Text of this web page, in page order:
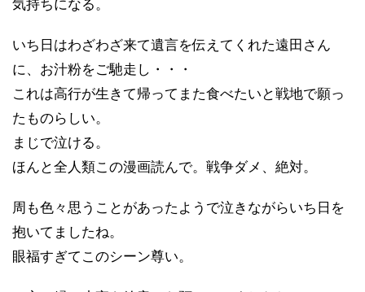
気持ちになる。
いち日はわざわざ来て遺言を伝えてくれた遠田さん
に、お汁粉をご馳走し・・・
これは高行が生きて帰ってまた食べたいと戦地で願っ
たものらしい。
まじで泣ける。
ほんと全人類この漫画読んで。戦争ダメ、絶対。
周も色々思うことがあったようで泣きながらいち日を
抱いてましたね。
眼福すぎてこのシーン尊い。